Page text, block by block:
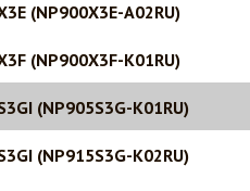
(NP900X3E-A02RU)
(NP900X3F-K01RU)
(NP905S3G-K01RU)
(NP915S3G-K02RU)